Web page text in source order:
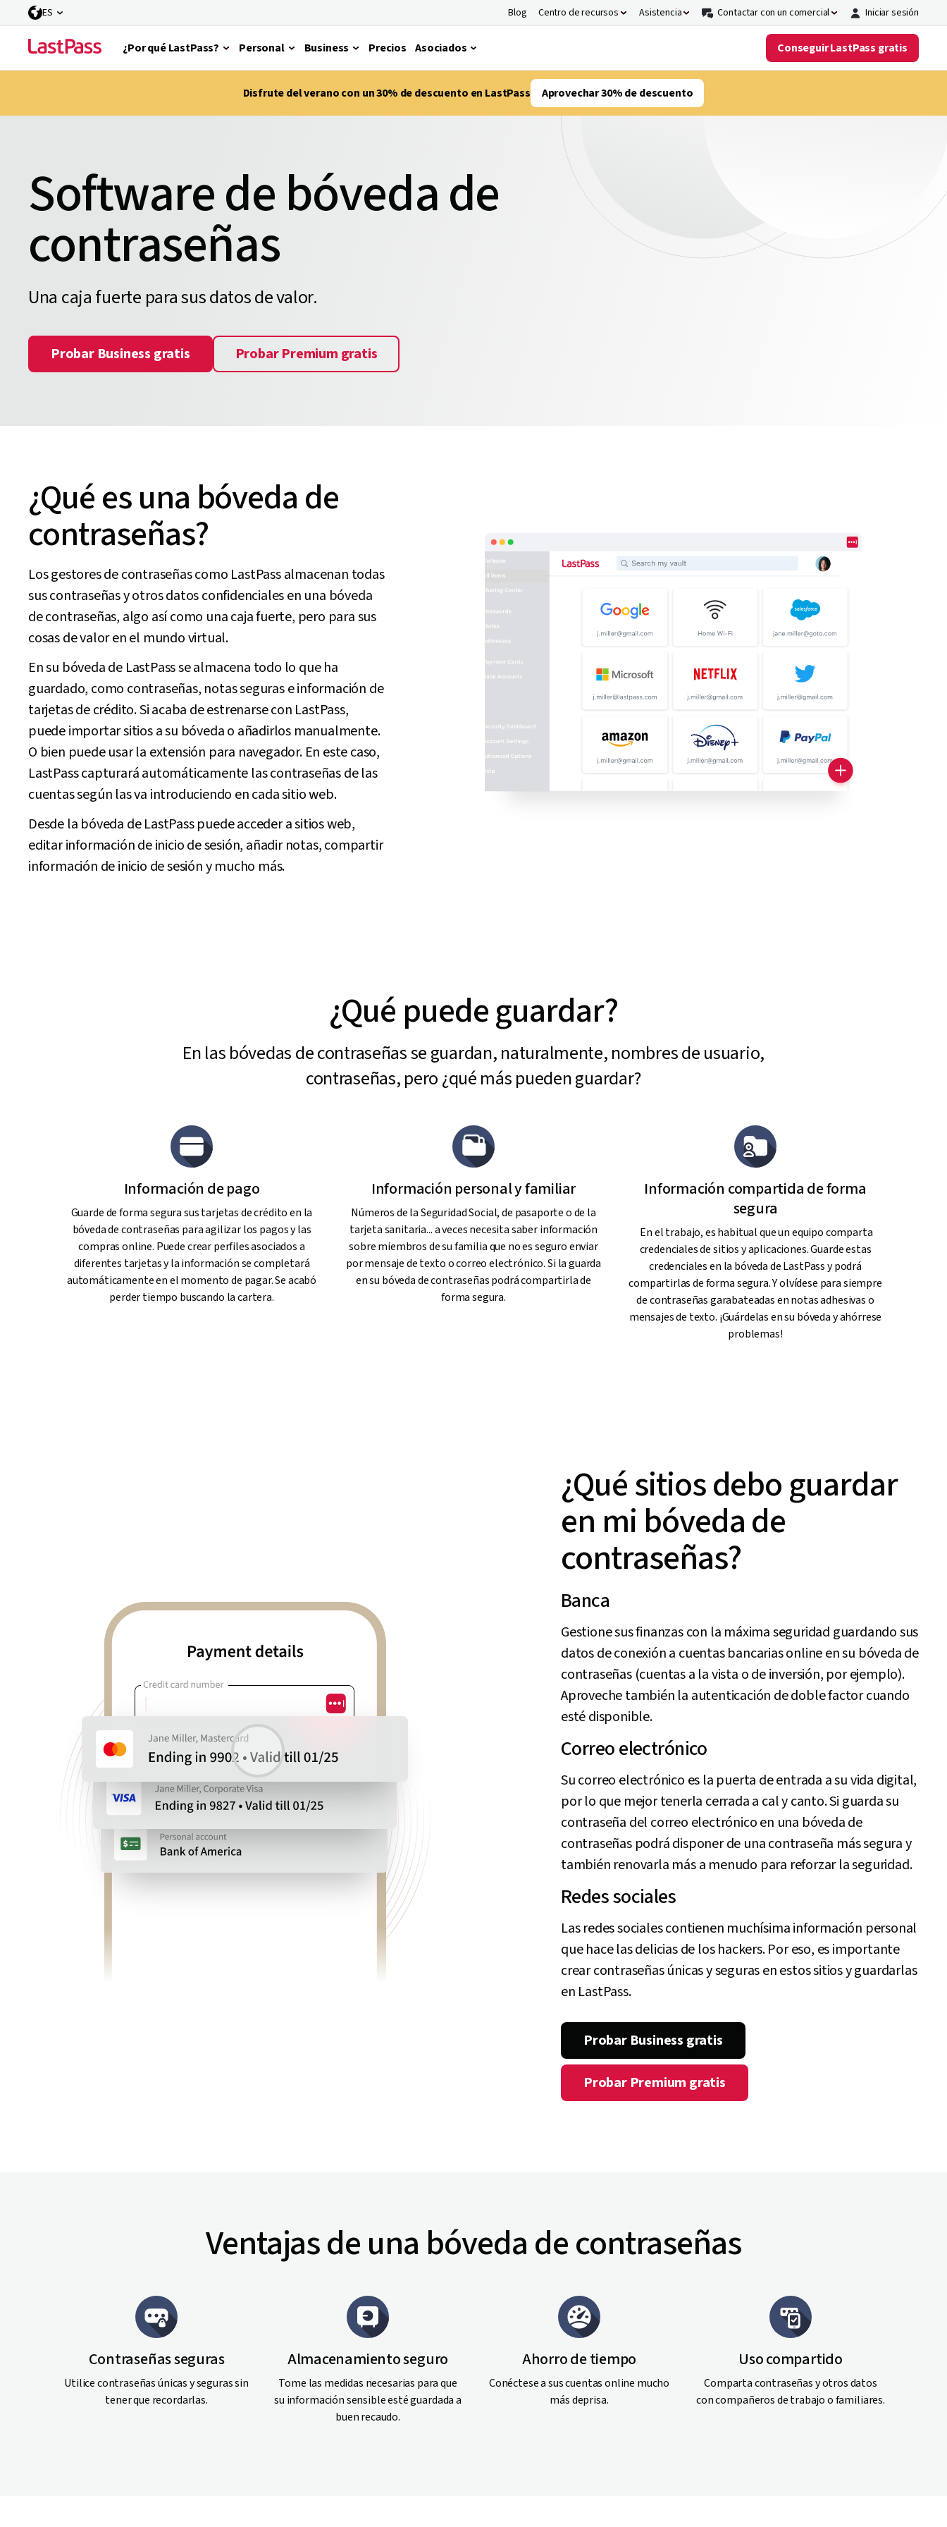
ES Blog Centro de recursos Asistencia Contactar con un comercial Iniciar sesión
¿Por qué LastPass? Personal Business Precios Asociados Conseguir LastPass gratis
Disfrute del verano con un 30% de descuento en LastPass Aprovechar 30% de descuento
Software de bóveda de
contraseñas
Una caja fuerte para sus datos de valor.
Probar Business gratis Probar Premium gratis
¿Qué es una bóveda de
contraseñas?
Los gestores de contraseñas como LastPass almacenan todas
sus contraseñas y otros datos confidenciales en una bóveda
de contraseñas, algo así como una caja fuerte, pero para sus
cosas de valor en el mundo virtual.
En su bóveda de LastPass se almacena todo lo que ha
guardado, como contraseñas, notas seguras e información de
tarjetas de crédito. Si acaba de estrenarse con LastPass,
puede importar sitios a su bóveda o añadirlos manualmente.
O bien puede usar la extensión para navegador. En este caso,
LastPass capturará automáticamente las contraseñas de las
cuentas según las va introduciendo en cada sitio web.
Desde la bóveda de LastPass puede acceder a sitios web,
editar información de inicio de sesión, añadir notas, compartir
información de inicio de sesión y mucho más.
¿Qué puede guardar?
En las bóvedas de contraseñas se guardan, naturalmente, nombres de usuario,
contraseñas, pero ¿qué más pueden guardar?
Información de pago
Guarde de forma segura sus tarjetas de crédito en la
bóveda de contraseñas para agilizar los pagos y las
compras online. Puede crear perfiles asociados a
diferentes tarjetas y la información se completará
automáticamente en el momento de pagar. Se acabó
perder tiempo buscando la cartera.
Información personal y familiar
Números de la Seguridad Social, de pasaporte o de la
tarjeta sanitaria... a veces necesita saber información
sobre miembros de su familia que no es seguro enviar
por mensaje de texto o correo electrónico. Si la guarda
en su bóveda de contraseñas podrá compartirla de
forma segura.
Información compartida de forma
segura
En el trabajo, es habitual que un equipo comparta
credenciales de sitios y aplicaciones. Guarde estas
credenciales en la bóveda de LastPass y podrá
compartirlas de forma segura. Y olvídese para siempre
de contraseñas garabateadas en notas adhesivas o
mensajes de texto. ¡Guárdelas en su bóveda y ahórrese
problemas!
¿Qué sitios debo guardar
en mi bóveda de
contraseñas?
Banca
Gestione sus finanzas con la máxima seguridad guardando sus
datos de conexión a cuentas bancarias online en su bóveda de
contraseñas (cuentas a la vista o de inversión, por ejemplo).
Aproveche también la autenticación de doble factor cuando
esté disponible.
Correo electrónico
Su correo electrónico es la puerta de entrada a su vida digital,
por lo que mejor tenerla cerrada a cal y canto. Si guarda su
contraseña del correo electrónico en una bóveda de
contraseñas podrá disponer de una contraseña más segura y
también renovarla más a menudo para reforzar la seguridad.
Redes sociales
Las redes sociales contienen muchísima información personal
que hace las delicias de los hackers. Por eso, es importante
crear contraseñas únicas y seguras en estos sitios y guardarlas
en LastPass.
Probar Business gratis
Probar Premium gratis
Ventajas de una bóveda de contraseñas
Contraseñas seguras
Utilice contraseñas únicas y seguras sin
tener que recordarlas.
Almacenamiento seguro
Tome las medidas necesarias para que
su información sensible esté guardada a
buen recaudo.
Ahorro de tiempo
Conéctese a sus cuentas online mucho
más deprisa.
Uso compartido
Comparta contraseñas y otros datos
con compañeros de trabajo o familiares.